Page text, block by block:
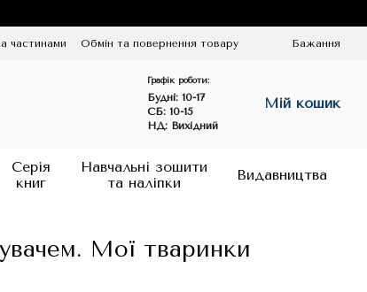
частинами
Обмін та повернення товару
Бажання
Графік роботи:
Будні: 10-17
СБ: 10-15
НД: Вихідний
Мій кошик
Серія
книг
Навчальні зошити
та наліпки
Видавництва
Мої тваринки